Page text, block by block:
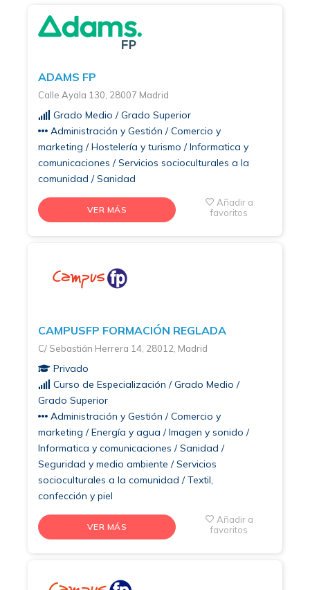
ADAMS FP
Calle Ayala 130, 28007 Madrid
Grado Medio / Grado Superior
Administración y Gestión / Comercio y
marketing / Hostelería y turismo / Informatica y
comunicaciones / Servicios socioculturales a la
comunidad / Sanidad
VER MÁS
Añadir a
favoritos
CAMPUSFP FORMACIÓN REGLADA
C/ Sebastián Herrera 14, 28012, Madrid
Privado
Curso de Especialización / Grado Medio /
Grado Superior
Administración y Gestión / Comercio y
marketing / Energía y agua / Imagen y sonido /
Informatica y comunicaciones / Sanidad /
Seguridad y medio ambiente / Servicios
socioculturales a la comunidad / Textil,
confección y piel
VER MÁS
Añadir a
favoritos